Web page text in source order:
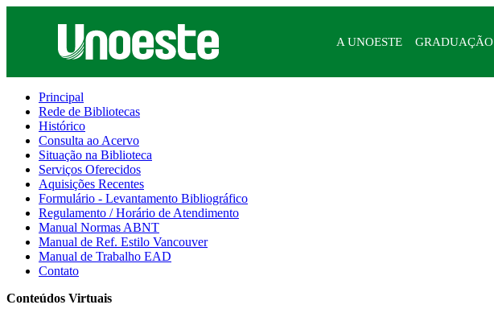
A UNOESTE GRADUAÇÃO
Principal
Rede de Bibliotecas
Histórico
Consulta ao Acervo
Situação na Biblioteca
Serviços Oferecidos
Aquisições Recentes
Formulário - Levantamento Bibliográfico
Regulamento / Horário de Atendimento
Manual Normas ABNT
Manual de Ref. Estilo Vancouver
Manual de Trabalho EAD
Contato
Conteúdos Virtuais